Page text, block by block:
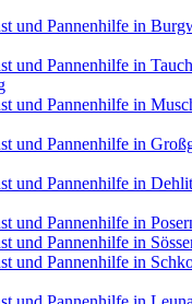
und Pannenhilfe in
und Pannenhilfe in
und Pannenhilfe in
und Pannenhilfe in
und Pannenhilfe in
und Pannenhilfe in
und Pannenhilfe in
und Pannenhilfe in